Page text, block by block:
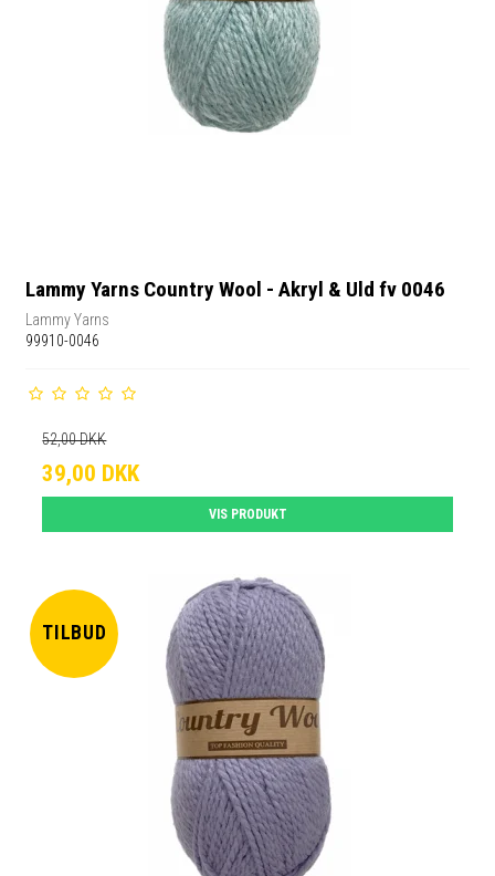
Lammy Yarns Country Wool - Akryl & Uld fv 0046
Lammy Yarns
99910-0046
52,00 DKK
39,00 DKK
VIS PRODUKT
TILBUD